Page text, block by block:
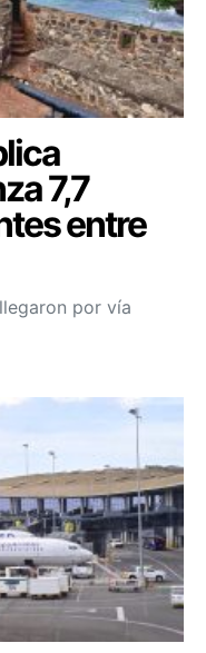
7,7
entre
por vía